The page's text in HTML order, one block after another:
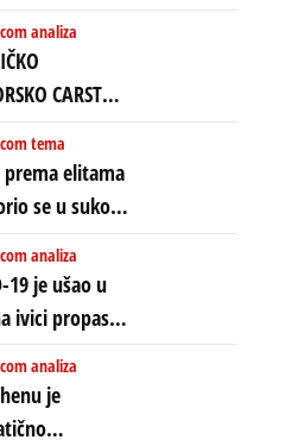
poraz
u Iranu
haosa,
i kolapsa
poretka
analiza
CARSTVO
KINESKOG
SVETA:
je rat za
preferencije
tema
elitama
se u sukob
običnih ljudi:
DEŠAVA
analiza
19 je ušao u
ivici propasti,
ali je
sistem
analiza
je